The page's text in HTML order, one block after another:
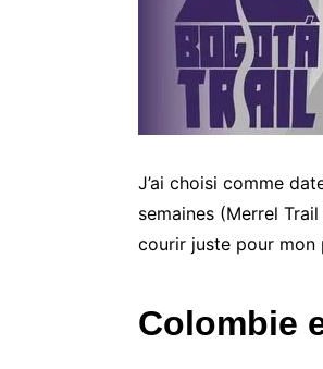
J’ai choisi comme
semaines (Merrel
courir juste pour mon
Colombie